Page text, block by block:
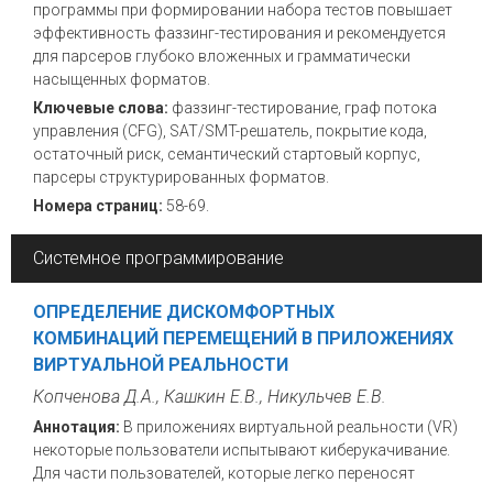
программы при формировании набора тестов повышает
эффективность фаззинг-тестирования и рекомендуется
для парсеров глубоко вложенных и грамматически
насыщенных форматов.
Ключевые слова: фаззинг-тестирование, граф потока
управления (CFG), SAT/SMT-решатель, покрытие кода,
остаточный риск, семантический стартовый корпус,
парсеры структурированных форматов.
Номера страниц: 58-69.
Системное программирование
ОПРЕДЕЛЕНИЕ ДИСКОМФОРТНЫХ
КОМБИНАЦИЙ ПЕРЕМЕЩЕНИЙ В ПРИЛОЖЕНИЯХ
ВИРТУАЛЬНОЙ РЕАЛЬНОСТИ
Копченова Д.А., Кашкин Е.В., Никульчев Е.В.
Аннотация: В приложениях виртуальной реальности (VR)
некоторые пользователи испытывают киберукачивание.
Для части пользователей, которые легко переносят